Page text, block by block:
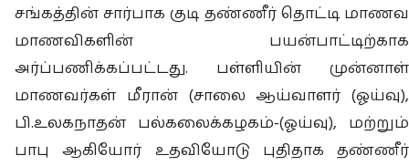
சங்கத்தின் சார்பாக குடி தண்ணீர் தொட்டி மாணவ
மாணவிகளின் பயன்பாட்டிற்காக
அர்ப்பணிக்கப்பட்டது. பள்ளியின் முன்னாள்
மாணவர்கள் மீரான் (சாலை ஆய்வாளர் (ஓய்வு),
பி.உலகநாதன் பல்கலைக்கழகம்-(ஓய்வு), மற்றும்
பாபு ஆகியோர் உதவியோடு புதிதாக தண்ணீர்